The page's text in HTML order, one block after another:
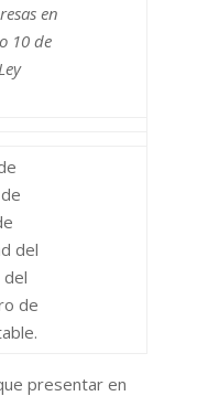
en
10 de
del
de
presentar en